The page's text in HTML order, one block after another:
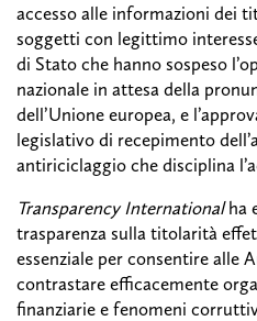
accesso alle informazioni dei
soggetti con legittimo
di Stato che hanno sospeso
nazionale in attesa della
dell’Unione europea, e
legislativo di recepimento
antiriciclaggio che disciplina
Transparency Internationalha
trasparenza sulla titolarità
essenziale per consentire alle
contrastare efficacemente
finanziarie e fenomeni